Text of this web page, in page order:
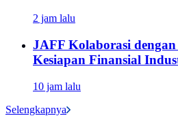
2 jam lalu
JAFF Kolaborasi
Kesiapan Finansial
10 jam lalu
Selengkapnya